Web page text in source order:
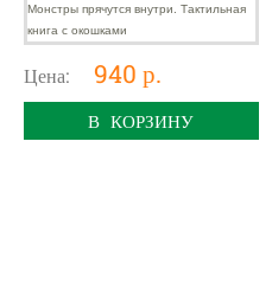
Цена: 940 р.
В КОРЗИНУ